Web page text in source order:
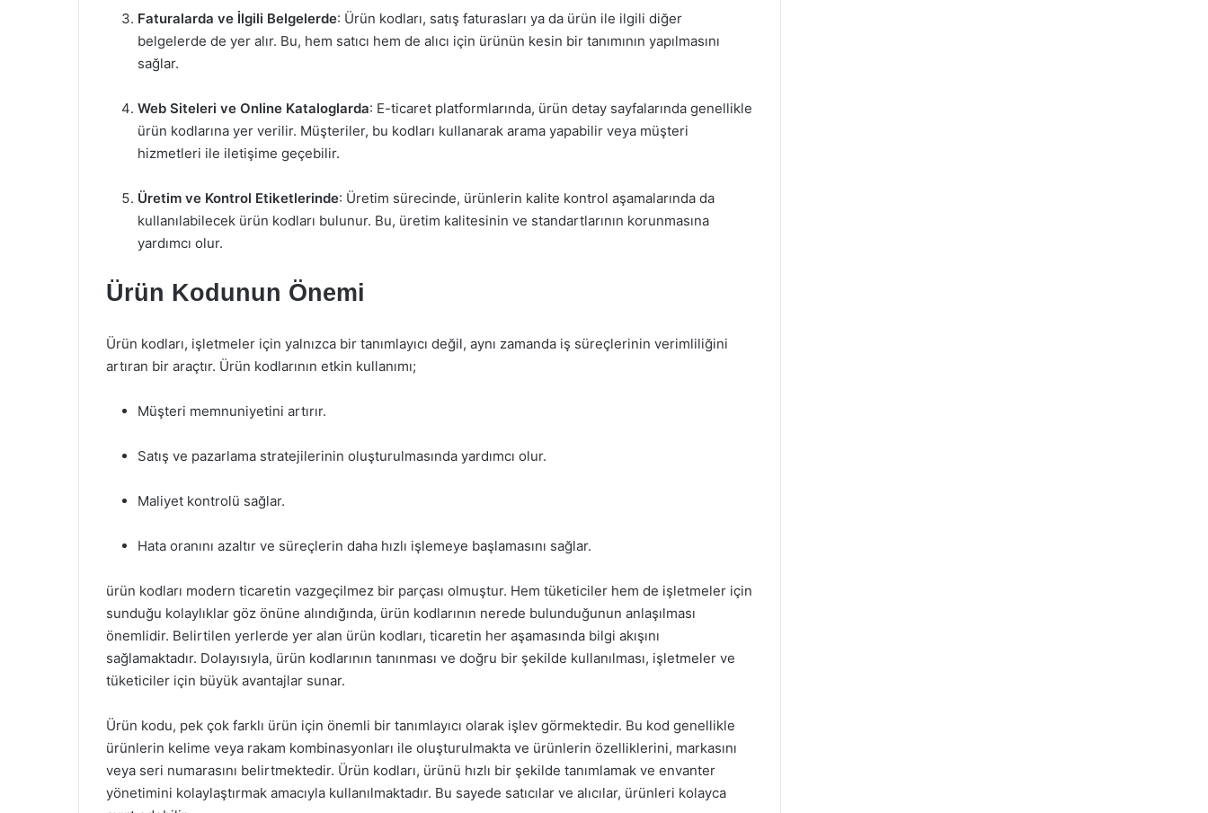
Faturalarda ve İlgili Belgelerde: Ürün kodları, satış faturasları ya da ürün ile ilgili diğer
belgelerde de yer alır. Bu, hem satıcı hem de alıcı için ürünün kesin bir tanımının yapılmasını
sağlar.
Web Siteleri ve Online Kataloglarda: E-ticaret platformlarında, ürün detay sayfalarında genellikle
ürün kodlarına yer verilir. Müşteriler, bu kodları kullanarak arama yapabilir veya müşteri
hizmetleri ile iletişime geçebilir.
Üretim ve Kontrol Etiketlerinde: Üretim sürecinde, ürünlerin kalite kontrol aşamalarında da
kullanılabilecek ürün kodları bulunur. Bu, üretim kalitesinin ve standartlarının korunmasına
yardımcı olur.
Ürün Kodunun Önemi
Ürün kodları, işletmeler için yalnızca bir tanımlayıcı değil, aynı zamanda iş süreçlerinin verimliliğini
artıran bir araçtır. Ürün kodlarının etkin kullanımı;
Müşteri memnuniyetini artırır.
Satış ve pazarlama stratejilerinin oluşturulmasında yardımcı olur.
Maliyet kontrolü sağlar.
Hata oranını azaltır ve süreçlerin daha hızlı işlemeye başlamasını sağlar.
ürün kodları modern ticaretin vazgeçilmez bir parçası olmuştur. Hem tüketiciler hem de işletmeler için
sunduğu kolaylıklar göz önüne alındığında, ürün kodlarının nerede bulunduğunun anlaşılması
önemlidir. Belirtilen yerlerde yer alan ürün kodları, ticaretin her aşamasında bilgi akışını
sağlamaktadır. Dolayısıyla, ürün kodlarının tanınması ve doğru bir şekilde kullanılması, işletmeler ve
tüketiciler için büyük avantajlar sunar.
Ürün kodu, pek çok farklı ürün için önemli bir tanımlayıcı olarak işlev görmektedir. Bu kod genellikle
ürünlerin kelime veya rakam kombinasyonları ile oluşturulmakta ve ürünlerin özelliklerini, markasını
veya seri numarasını belirtmektedir. Ürün kodları, ürünü hızlı bir şekilde tanımlamak ve envanter
yönetimini kolaylaştırmak amacıyla kullanılmaktadır. Bu sayede satıcılar ve alıcılar, ürünleri kolayca